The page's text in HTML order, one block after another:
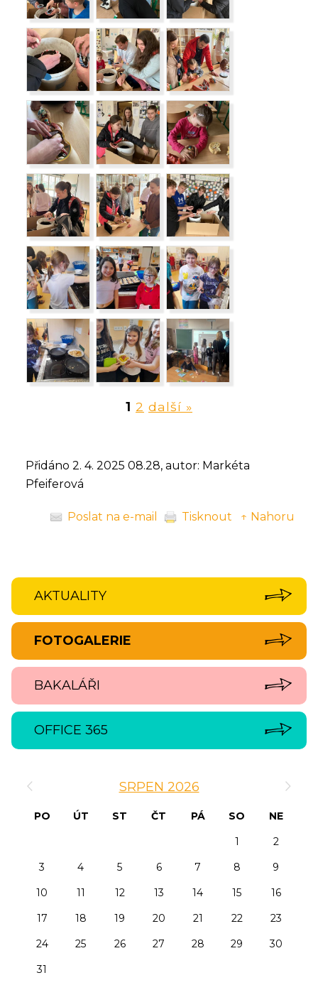
1 2 další »
Přidáno 2. 4. 2025 08.28, autor: Markéta
Pfeiferová
Poslat na e-mail Tisknout ↑ Nahoru
AKTUALITY
FOTOGALERIE
BAKALÁŘI
OFFICE 365
SRPEN 2026
PO ÚT ST ČT PÁ SO
NE
1
2
3
4 5 6 7 8
9
10
11 12 13 14 15
16
17
18 19 20 21 22
23
24
25 26 27 28 29
30
31